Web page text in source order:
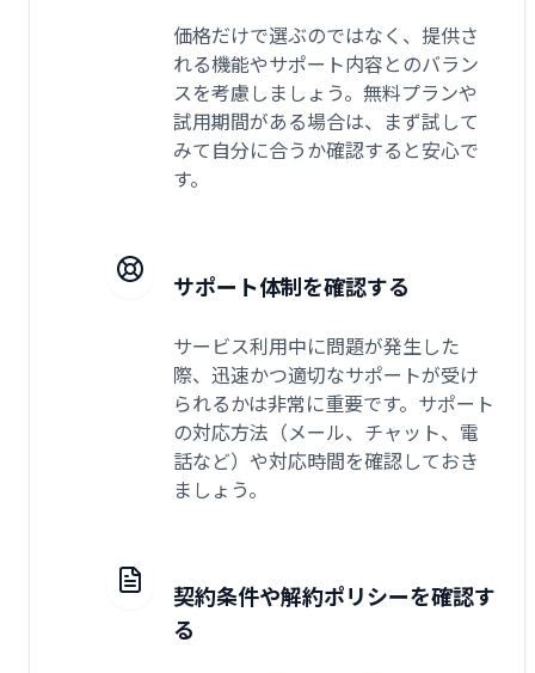
価格だけで選ぶのではなく、提供さ
れる機能やサポート内容とのバラン
スを考慮しましょう。無料プランや
試用期間がある場合は、まず試して
みて自分に合うか確認すると安心で
す。
サポート体制を確認する
サービス利用中に問題が発生した
際、迅速かつ適切なサポートが受け
られるかは非常に重要です。サポート
の対応方法（メール、チャット、電
話など）や対応時間を確認しておき
ましょう。
契約条件や解約ポリシーを確認す
る